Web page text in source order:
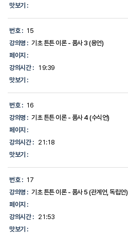
맛보기 :
번호 : 15
강의명 : 기초 튼튼 이론 - 품사 3 (용언)
페이지 :
강의시간 :
19:39
맛보기 :
번호 : 16
강의명 : 기초 튼튼 이론 - 품사 4 (수식언)
페이지 :
강의시간 :
21:18
맛보기 :
번호 : 17
강의명 : 기초 튼튼 이론 - 품사 5 (관계언, 독립언)
페이지 :
강의시간 :
21:53
맛보기 :